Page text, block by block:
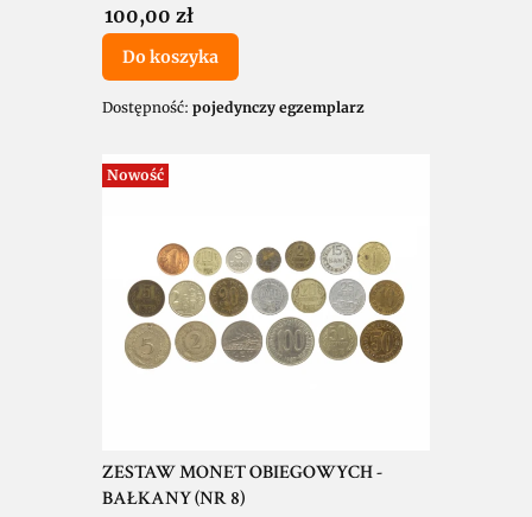
Cena
100,00 zł
Do koszyka
Dostępność: pojedynczy egzemplarz
Nowość
ZESTAW MONET OBIEGOWYCH -
BAŁKANY (NR 8)